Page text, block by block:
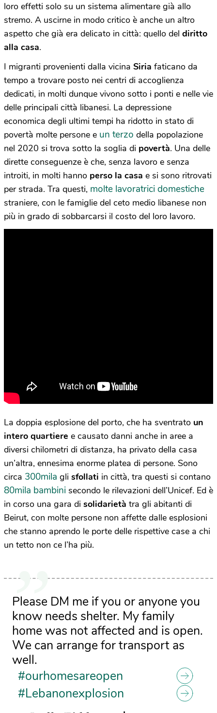
loro effetti solo su un sistema alimentare già allo
stremo. A uscirne in modo critico è anche un altro
aspetto che già era delicato in città: quello del diritto
alla casa.
I migranti provenienti dalla vicina Siria faticano da
tempo a trovare posto nei centri di accoglienza
dedicati, in molti dunque vivono sotto i ponti e nelle vie
delle principali città libanesi. La depressione
economica degli ultimi tempi ha ridotto in stato di
povertà molte persone e un terzo della popolazione
nel 2020 si trova sotto la soglia di povertà. Una delle
dirette conseguenze è che, senza lavoro e senza
introiti, in molti hanno perso la casa e si sono ritrovati
per strada. Tra questi, molte lavoratrici domestiche
straniere, con le famiglie del ceto medio libanese non
più in grado di sobbarcarsi il costo del loro lavoro.
La doppia esplosione del porto, che ha sventrato un
intero quartiere e causato danni anche in aree a
diversi chilometri di distanza, ha privato della casa
un’altra, ennesima enorme platea di persone. Sono
circa 300mila gli sfollati in città, tra questi si contano
80mila bambini secondo le rilevazioni dell’Unicef. Ed è
in corso una gara di solidarietà tra gli abitanti di
Beirut, con molte persone non affette dalle esplosioni
che stanno aprendo le porte delle rispettive case a chi
un tetto non ce l’ha più.
Please DM me if you or anyone you
know needs shelter. My family
home was not affected and is open.
We can arrange for transport as
well.
#ourhomesareopen
#Lebanonexplosion